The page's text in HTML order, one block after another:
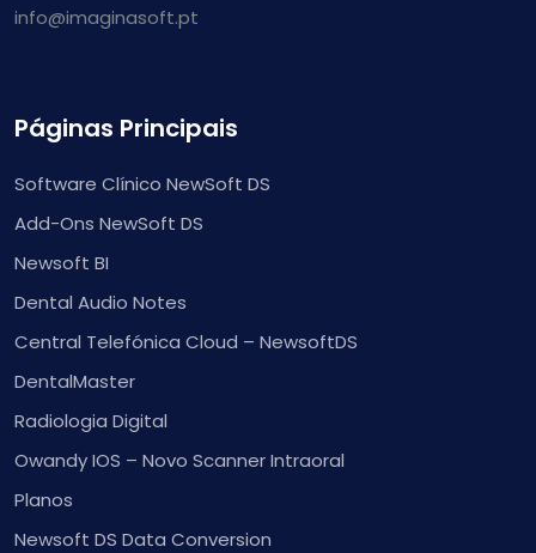
info@imaginasoft.pt
Páginas Principais
Software Clínico NewSoft DS
Add-Ons NewSoft DS
Newsoft BI
Dental Audio Notes
Central Telefónica Cloud – NewsoftDS
DentalMaster
Radiologia Digital
Owandy IOS – Novo Scanner Intraoral
Planos
Newsoft DS Data Conversion